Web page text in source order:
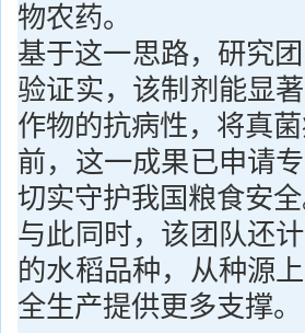
物农药。
基于这一思路，研究
验证实，该制剂能显
作物的抗病性，将真
前，这一成果已申请
切实守护我国粮食安全
与此同时，该团队还
的水稻品种，从种源
全生产提供更多支撑。